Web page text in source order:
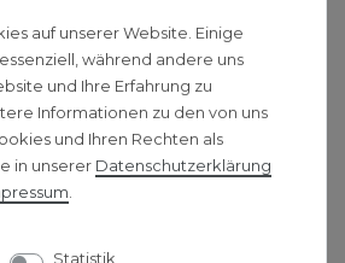
auf unserer Website. Einige
während andere uns
und Ihre Erfahrung zu
Informationen zu den von uns
und Ihren Rechten als
in unserer Daten­schutz­erklärung
Statistik